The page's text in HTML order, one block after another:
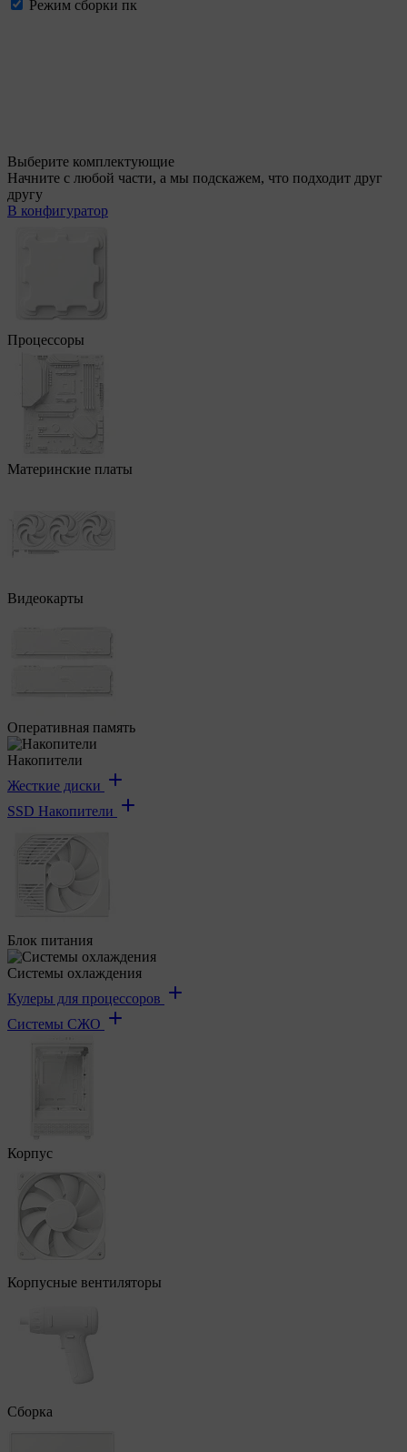
Режим сборки пк
Выберите комплектующие
Начните с любой части, а мы подскажем, что подходит друг
другу
В конфигуратор
Процессоры
Материнские платы
Видеокарты
Оперативная память
Накопители
Жесткие диски
SSD Накопители
Блок питания
Системы охлаждения
Кулеры для процессоров
Системы СЖО
Корпус
Корпусные вентиляторы
Сборка